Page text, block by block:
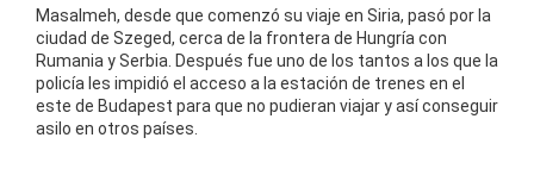
Masalmeh, desde que comenzó su viaje en Siria, pasó por la
ciudad de Szeged, cerca de la frontera de Hungría con
Rumania y Serbia. Después fue uno de los tantos a los que la
policía les impidió el acceso a la estación de trenes en el
este de Budapest para que no pudieran viajar y así conseguir
asilo en otros países.